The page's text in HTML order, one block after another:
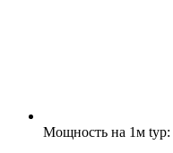
Мощность на 1м typ: